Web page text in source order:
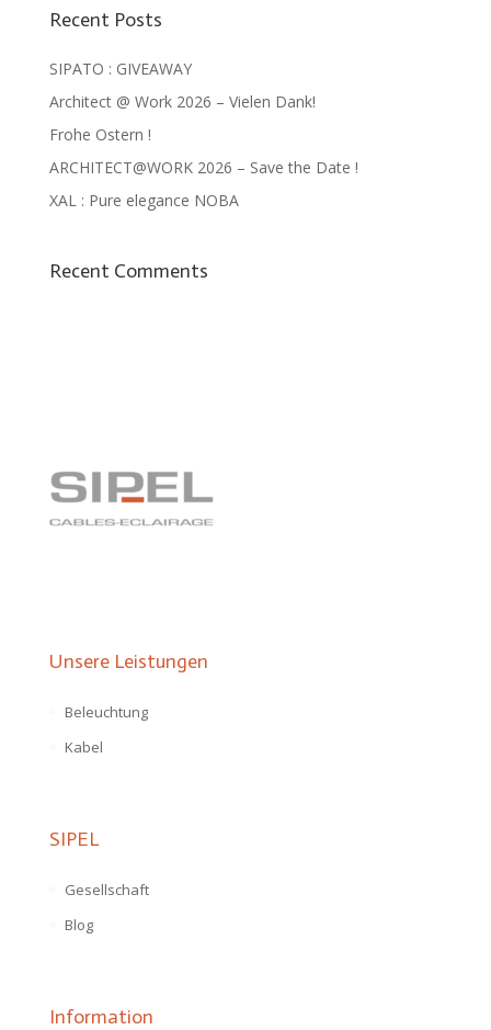
Recent Posts
SIPATO : GIVEAWAY
Architect @ Work 2026 – Vielen Dank!
Frohe Ostern !
ARCHITECT@WORK 2026 – Save the Date !
XAL : Pure elegance NOBA
Recent Comments
Unsere Leistungen
Beleuchtung
Kabel
SIPEL
Gesellschaft
Blog
Information